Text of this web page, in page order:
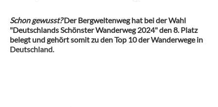
Schon gewusst?Der Bergweltenweg hat bei der Wahl
"Deutschlands Schönster Wanderweg 2024" den 8. Platz
belegt und gehört somit zu den Top 10 der Wanderwege in
Deutschland.